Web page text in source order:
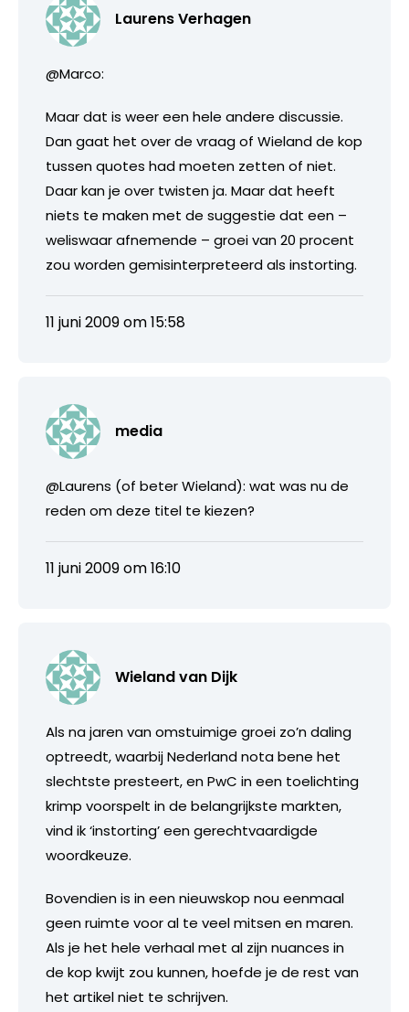
Laurens Verhagen
@Marco:
Maar dat is weer een hele andere discussie.
Dan gaat het over de vraag of Wieland de kop
tussen quotes had moeten zetten of niet.
Daar kan je over twisten ja. Maar dat heeft
niets te maken met de suggestie dat een –
weliswaar afnemende – groei van 20 procent
zou worden gemisinterpreteerd als instorting.
11 juni 2009 om 15:58
media
@Laurens (of beter Wieland): wat was nu de
reden om deze titel te kiezen?
11 juni 2009 om 16:10
Wieland van Dijk
Als na jaren van omstuimige groei zo’n daling
optreedt, waarbij Nederland nota bene het
slechtste presteert, en PwC in een toelichting
krimp voorspelt in de belangrijkste markten,
vind ik ‘instorting’ een gerechtvaardigde
woordkeuze.
Bovendien is in een nieuwskop nou eenmaal
geen ruimte voor al te veel mitsen en maren.
Als je het hele verhaal met al zijn nuances in
de kop kwijt zou kunnen, hoefde je de rest van
het artikel niet te schrijven.